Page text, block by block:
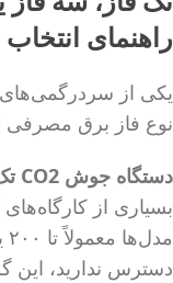
راهنمای
نوع فاز برق مصرفی
دستگاه جوش CO2 تک فاز:
بسیاری از
دسترس ندارید،